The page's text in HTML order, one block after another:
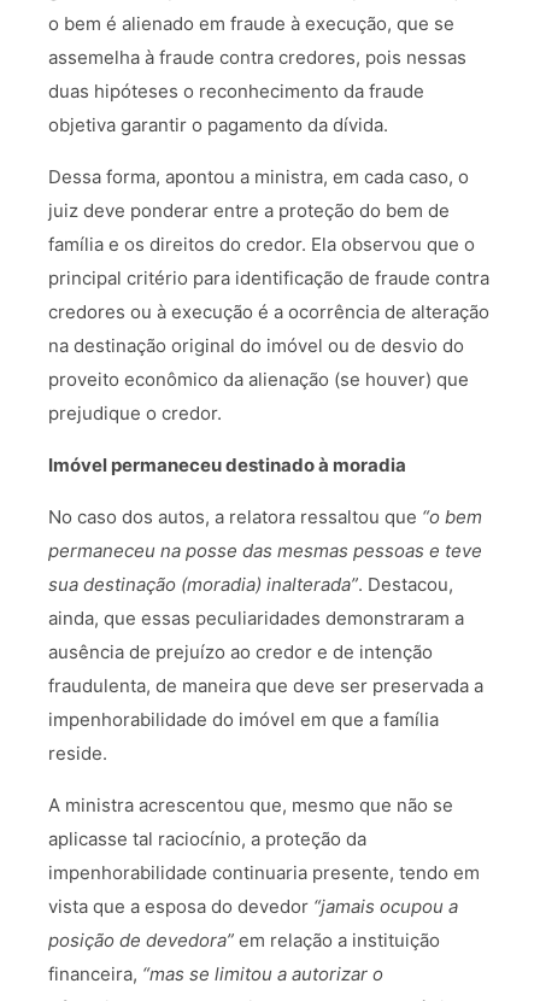
o bem é alienado em fraude à execução, que se
assemelha à fraude contra credores, pois nessas
duas hipóteses o reconhecimento da fraude
objetiva garantir o pagamento da dívida.
Dessa forma, apontou a ministra, em cada caso, o
juiz deve ponderar entre a proteção do bem de
família e os direitos do credor. Ela observou que o
principal critério para identificação de fraude contra
credores ou à execução é a ocorrência de alteração
na destinação original do imóvel ou de desvio do
proveito econômico da alienação (se houver) que
prejudique o credor.
Imóvel permaneceu destinado à moradia
No caso dos autos, a relatora ressaltou que “o bem
permaneceu na posse das mesmas pessoas e teve
sua destinação (moradia) inalterada”. Destacou,
ainda, que essas peculiaridades demonstraram a
ausência de prejuízo ao credor e de intenção
fraudulenta, de maneira que deve ser preservada a
impenhorabilidade do imóvel em que a família
reside.
A ministra acrescentou que, mesmo que não se
aplicasse tal raciocínio, a proteção da
impenhorabilidade continuaria presente, tendo em
vista que a esposa do devedor “jamais ocupou a
posição de devedora” em relação a instituição
financeira, “mas se limitou a autorizar o